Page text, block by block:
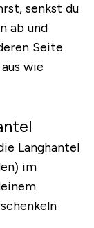
senkst du
ab und
Seite
wie
Langhantel
im